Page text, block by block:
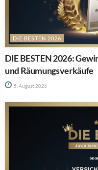
DIE BESTEN 2026
DIE BESTEN 2026:
und Räumungsverkäufe
5. August 2026